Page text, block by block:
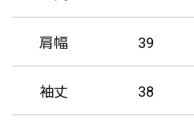
肩幅 39
袖丈 38